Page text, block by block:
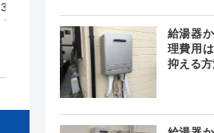
365日年中無
休 8:00～
―
給湯器
理費用
抑える方